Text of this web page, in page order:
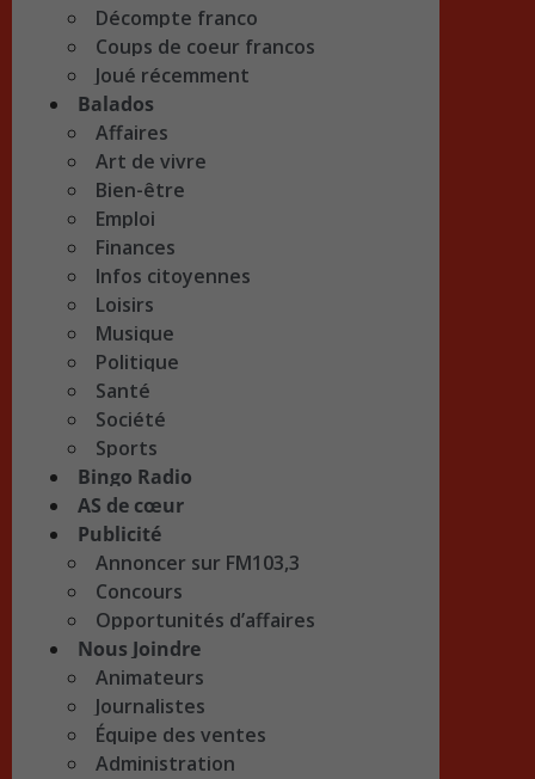
Décompte franco
Coups de coeur francos
Joué récemment
Balados
Affaires
Art de vivre
Bien-être
Emploi
Finances
Infos citoyennes
Loisirs
Musique
Politique
Santé
Société
Sports
Bingo Radio
AS de cœur
Publicité
Annoncer sur FM103,3
Concours
Opportunités d’affaires
Nous Joindre
Animateurs
Journalistes
Équipe des ventes
Administration